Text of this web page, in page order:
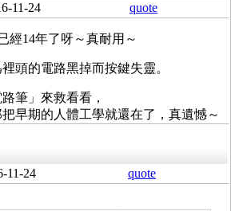
11-24 quote
經14年了呀～真耐用～
頭的電路黑掉而按鍵失靈。
筆」來救看看，
早期的人體工學就還在了，真遺憾～
11-24 quote